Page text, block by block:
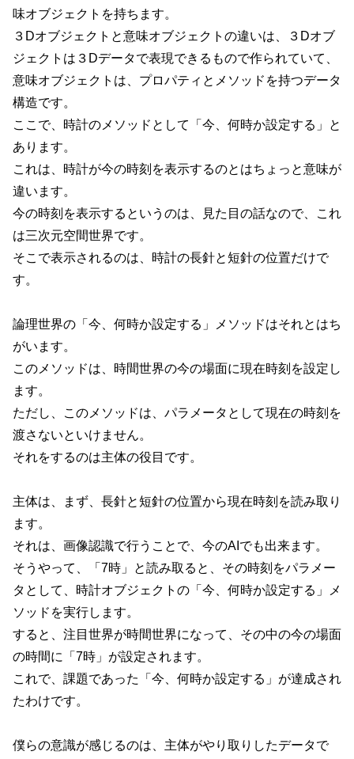
味オブジェクトを持ちます。
３Dオブジェクトと意味オブジェクトの違いは、３Dオブ
ジェクトは３Dデータで表現できるもので作られていて、
意味オブジェクトは、プロパティとメソッドを持つデータ
構造です。
ここで、時計のメソッドとして「今、何時か設定する」と
あります。
これは、時計が今の時刻を表示するのとはちょっと意味が
違います。
今の時刻を表示するというのは、見た目の話なので、これ
は三次元空間世界です。
そこで表示されるのは、時計の長針と短針の位置だけで
す。
論理世界の「今、何時か設定する」メソッドはそれとはち
がいます。
このメソッドは、時間世界の今の場面に現在時刻を設定し
ます。
ただし、このメソッドは、パラメータとして現在の時刻を
渡さないといけません。
それをするのは主体の役目です。
主体は、まず、長針と短針の位置から現在時刻を読み取り
ます。
それは、画像認識で行うことで、今のAIでも出来ます。
そうやって、「7時」と読み取ると、その時刻をパラメー
タとして、時計オブジェクトの「今、何時か設定する」メ
ソッドを実行します。
すると、注目世界が時間世界になって、その中の今の場面
の時間に「7時」が設定されます。
これで、課題であった「今、何時か設定する」が達成され
たわけです。
僕らの意識が感じるのは、主体がやり取りしたデータで